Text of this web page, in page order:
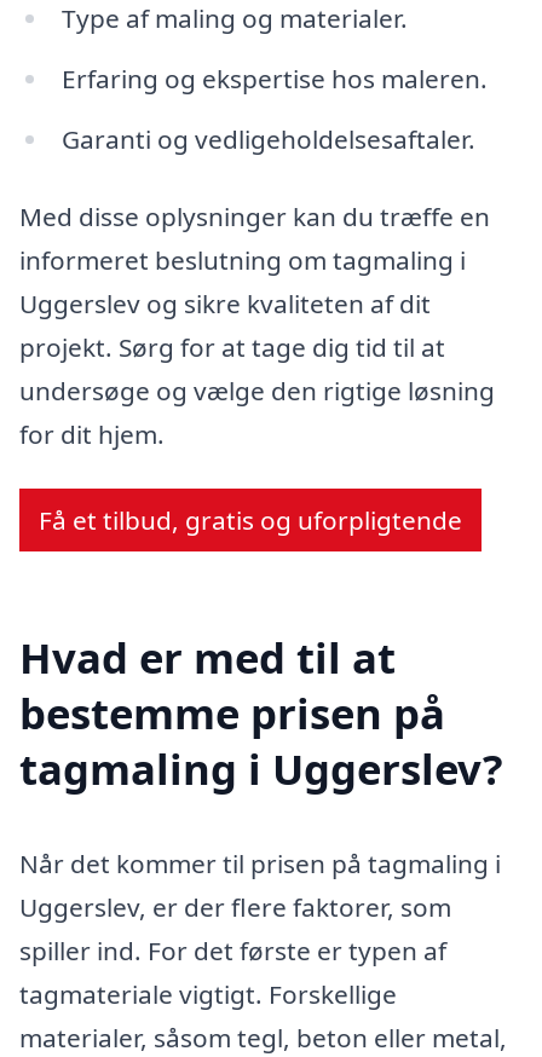
Type af maling og materialer.
Erfaring og ekspertise hos maleren.
Garanti og vedligeholdelsesaftaler.
Med disse oplysninger kan du træffe en
informeret beslutning om tagmaling i
Uggerslev og sikre kvaliteten af dit
projekt. Sørg for at tage dig tid til at
undersøge og vælge den rigtige løsning
for dit hjem.
Få et tilbud, gratis og uforpligtende
Hvad er med til at
bestemme prisen på
tagmaling i Uggerslev?
Når det kommer til prisen på tagmaling i
Uggerslev, er der flere faktorer, som
spiller ind. For det første er typen af
tagmateriale vigtigt. Forskellige
materialer, såsom tegl, beton eller metal,